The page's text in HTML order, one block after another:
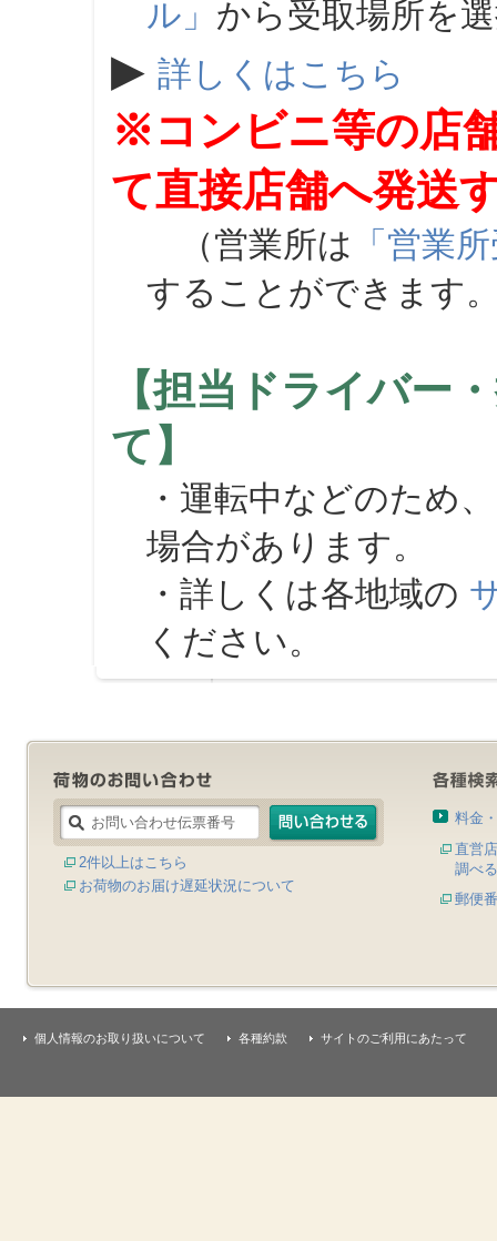
ル」 から受取場所を
▶ 詳しくはこちら
※コンビニ等の店
て直接店舗へ発送
（営業所は 「営業
することができます
【担当ドライバー
て】
・運転中などのため
場合があります。
・詳しくは各地域の
ください。
2件以上はこちら
お荷物のお届け遅延状況について
料金
直営
調べる
郵便
個人情報のお取り扱いについて 各種約款 サイトのご利用にあたって